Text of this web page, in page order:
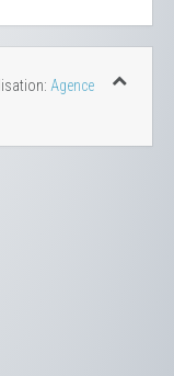
Agence